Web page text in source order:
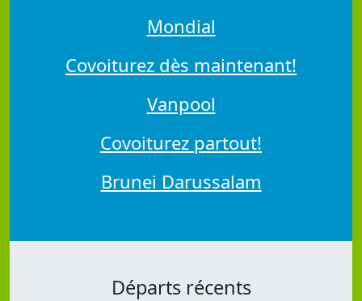
Mondial
Covoiturez dès maintenant!
Vanpool
Covoiturez partout!
Brunei Darussalam
Départs récents